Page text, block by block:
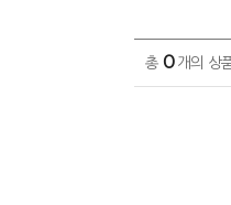
총 0개의 상